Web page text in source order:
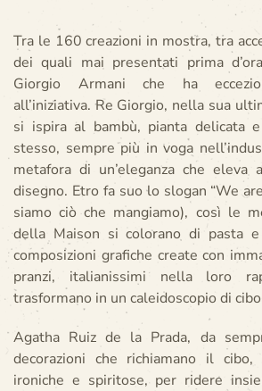
Tra le 160 creazioni in mostra, tra
dei quali mai presentati prima
Giorgio Armani che ha
all’iniziativa. Re Giorgio, nella sua
si ispira al bambù, pianta delicata
stesso, sempre più in voga
metafora di un’eleganza che eleva
disegno. Etro fa suo lo slogan “We
siamo ciò che mangiamo), così le
della Maison si colorano di pasta
composizioni grafiche create con
pranzi, italianissimi nella loro
trasformano in un caleidoscopio di
Agatha Ruiz de la Prada, da
decorazioni che richiamano il cibo,
ironiche e spiritose, per ridere